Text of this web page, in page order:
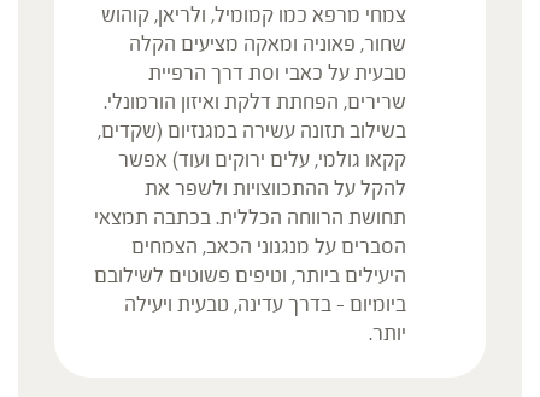
צמחי מרפא כמו קמומיל, ולריאן, קוהוש
שחור, פאוניה ומאקה מציעים הקלה
טבעית על כאבי וסת דרך הרפיית
שרירים, הפחתת דלקת ואיזון הורמונלי.
בשילוב תזונה עשירה במגנזיום (שקדים,
קקאו גולמי, עלים ירוקים ועוד) אפשר
להקל על ההתכווצויות ולשפר את
תחושת הרווחה הכללית. בכתבה תמצאי
הסברים על מנגנוני הכאב, הצמחים
היעילים ביותר, וטיפים פשוטים לשילובם
ביומיום – בדרך עדינה, טבעית ויעילה
יותר.